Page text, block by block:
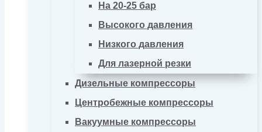
На 20-25 бар
Высокого давления
Низкого давления
Для лазерной резки
Дизельные компрессоры
Центробежные компрессоры
Вакуумные компрессоры